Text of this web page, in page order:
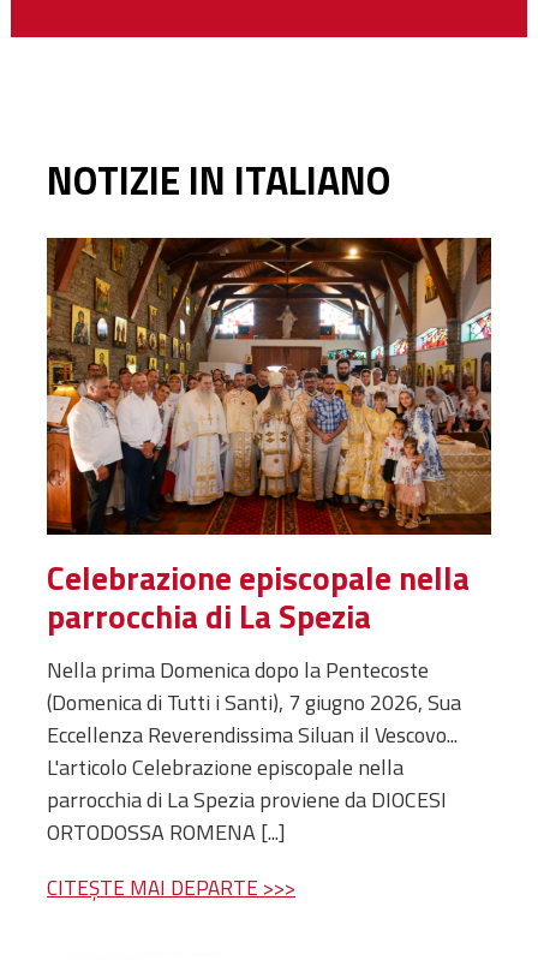
NOTIZIE IN ITALIANO
Celebrazione episcopale nella
parrocchia di La Spezia
Nella prima Domenica dopo la Pentecoste
(Domenica di Tutti i Santi), 7 giugno 2026, Sua
Eccellenza Reverendissima Siluan il Vescovo...
L'articolo Celebrazione episcopale nella
parrocchia di La Spezia proviene da DIOCESI
ORTODOSSA ROMENA [...]
CITEȘTE MAI DEPARTE >>>